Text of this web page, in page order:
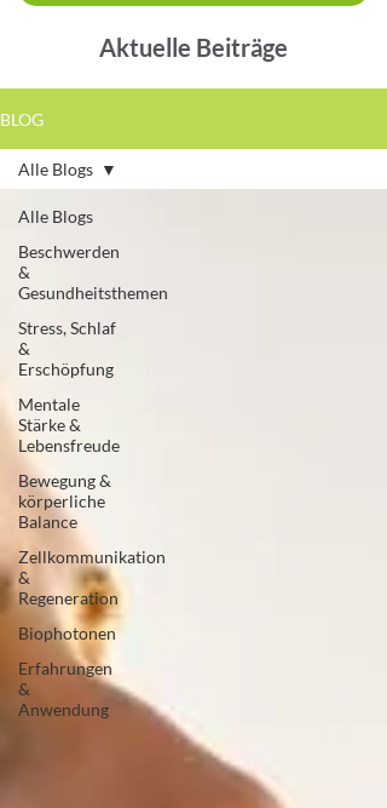
Aktuelle Beiträge
BLOG
Alle Blogs
Beschwerden
&
Gesundheitsthemen
Stress, Schlaf
&
Erschöpfung
Mentale
Stärke &
Lebensfreude
Bewegung &
körperliche
Balance
Zellkommunikation
&
Regeneration
Biophotonen
Erfahrungen
&
Anwendung
Alle Blogs